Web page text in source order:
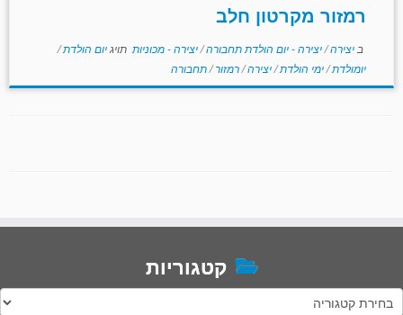
רמזור מקרטון חלב
ב יצירה/יצירה - יום הולדת תחבורה/יצירה - מכוניות תויגיום הולדת/
יומולדת/ימי הולדת/יצירה/רמזור/תחבורה
קטגוריות
קטגוריות